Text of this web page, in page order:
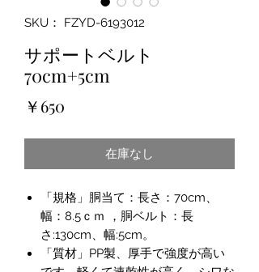
SKU： FZYD-6193012
サポートベルト
70cm+5cm
￥650
在庫なし
「規格」胴当て：長さ：70cm、
幅：8.5ｃｍ ，胴ベルト：長
さ:130cm、幅:5cm。
「質材」PP製、厚手で強度が高い